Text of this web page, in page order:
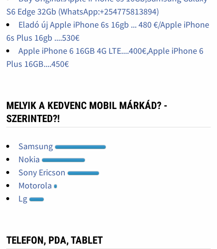
S6 Edge 32Gb (WhatsApp:+254775813894)
Eladó új Apple iPhone 6s 16gb ... 480 €/Apple iPhone
6s Plus 16gb ....530€
Apple iPhone 6 16GB 4G LTE....400€,Apple iPhone 6
Plus 16GB....450€
MELYIK A KEDVENC MOBIL MÁRKÁD? -
SZERINTED?!
Samsung
Nokia
Sony Ericson
Motorola
Lg
TELEFON, PDA, TABLET